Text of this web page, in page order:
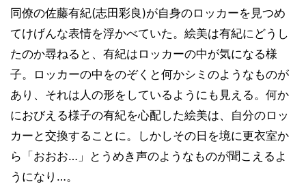
同僚の佐藤有紀(志田彩良)が自身のロッカーを見つめ
てけげんな表情を浮かべていた。絵美は有紀にどうし
たのか尋ねると、有紀はロッカーの中が気になる様
子。ロッカーの中をのぞくと何かシミのようなものが
あり、それは人の形をしているようにも見える。何か
におびえる様子の有紀を心配した絵美は、自分のロッ
カーと交換することに。しかしその日を境に更衣室か
ら「おおお…」とうめき声のようなものが聞こえるよ
うになり…。